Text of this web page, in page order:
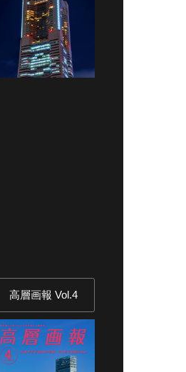
高層画報 Vol.4